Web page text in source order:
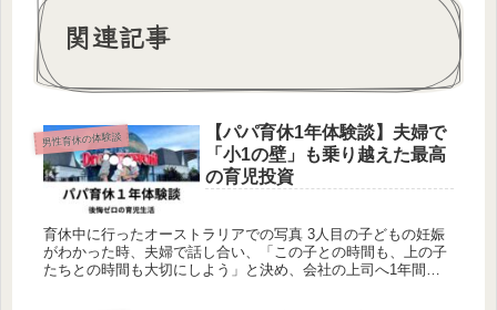
関連記事
男性育休の体験談
【パパ育休1年体験談】夫婦で
「小1の壁」も乗り越えた最高
の育児投資
育休中に行ったオーストラリアでの写真 3人目の子どもの妊娠
がわかった時、夫婦で話し合い、「この子との時間も、上の子
たちとの時間も大切にしよう」と決め、会社の上司へ1年間の